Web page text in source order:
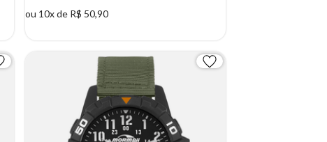
ou 10x de R$ 50,90